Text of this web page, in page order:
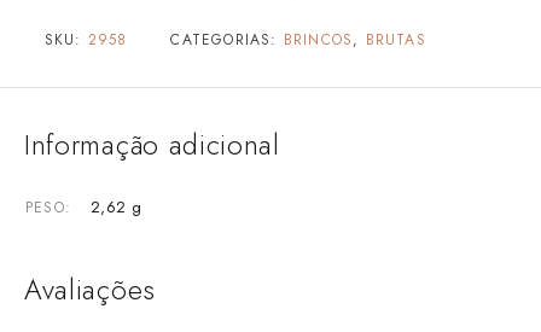
SKU: 2958 CATEGORIAS: BRINCOS, BRUTAS
Informação adicional
PESO 2,62 g
Avaliações